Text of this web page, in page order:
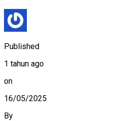
Published
1 tahun ago
on
16/05/2025
By